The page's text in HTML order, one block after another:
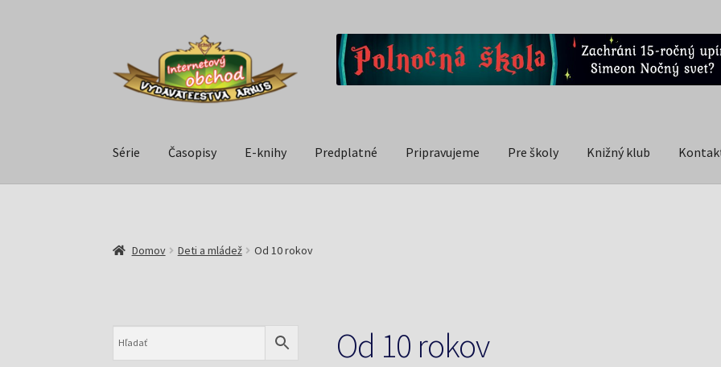
Série Časopisy E-knihy Predplatné Pripravujeme Pre školy Knižný klub
Domov Deti a mládež Od 10 rokov
Od 10 rokov